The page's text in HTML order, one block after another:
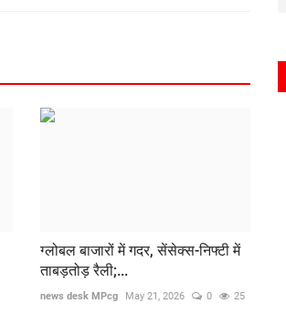
ग्लोबल बाजारों में गदर, सेंसेक्स-निफ्टी में
ताबड़तोड़ रैली;...
news desk MPcg May 21, 2026 0 25